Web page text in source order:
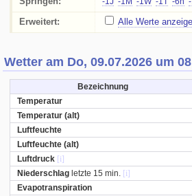
-1J -1M -1W -1T -6h
Erweitert: Alle Werte
Wetter am Do, 09.07.2026 um
Bezeichnung
Temperatur
Temperatur (alt)
Luftfeuchte
Luftfeuchte (alt)
Luftdruck [i]
Niederschlag letzte 15 min. [i]
Evapotranspiration